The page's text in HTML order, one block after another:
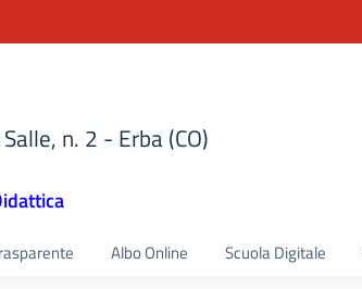
n. 2 - Erba (CO)
Albo Online Scuola Digitale